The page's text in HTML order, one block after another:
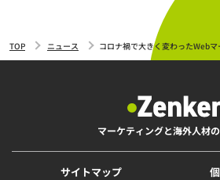
TOP ニュース コロナ禍で大きく変わったWeb
マーケティングと海外人材
サイトマップ